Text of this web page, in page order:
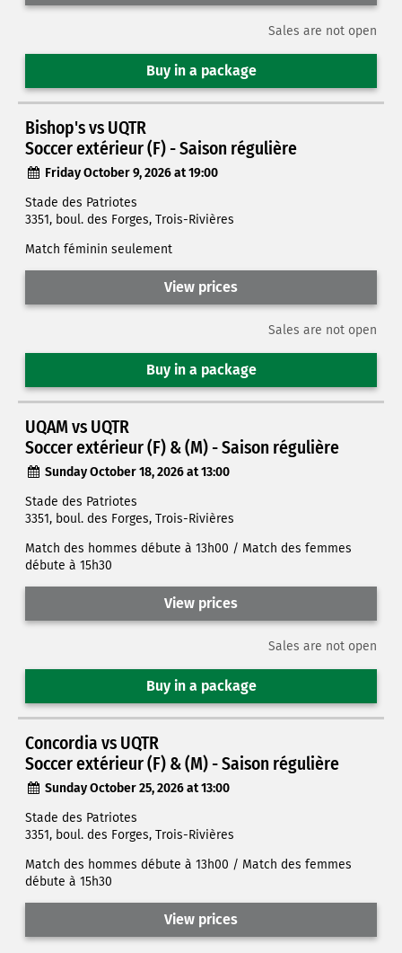
Sales are not open
Buy in a package
Bishop's vs UQTR
Soccer extérieur (F) - Saison régulière
Friday October 9, 2026 at 19:00
Stade des Patriotes
3351, boul. des Forges, Trois-Rivières
Match féminin seulement
View prices
Sales are not open
Buy in a package
UQAM vs UQTR
Soccer extérieur (F) & (M) - Saison régulière
Sunday October 18, 2026 at 13:00
Stade des Patriotes
3351, boul. des Forges, Trois-Rivières
Match des hommes débute à 13h00 / Match des femmes
débute à 15h30
View prices
Sales are not open
Buy in a package
Concordia vs UQTR
Soccer extérieur (F) & (M) - Saison régulière
Sunday October 25, 2026 at 13:00
Stade des Patriotes
3351, boul. des Forges, Trois-Rivières
Match des hommes débute à 13h00 / Match des femmes
débute à 15h30
View prices